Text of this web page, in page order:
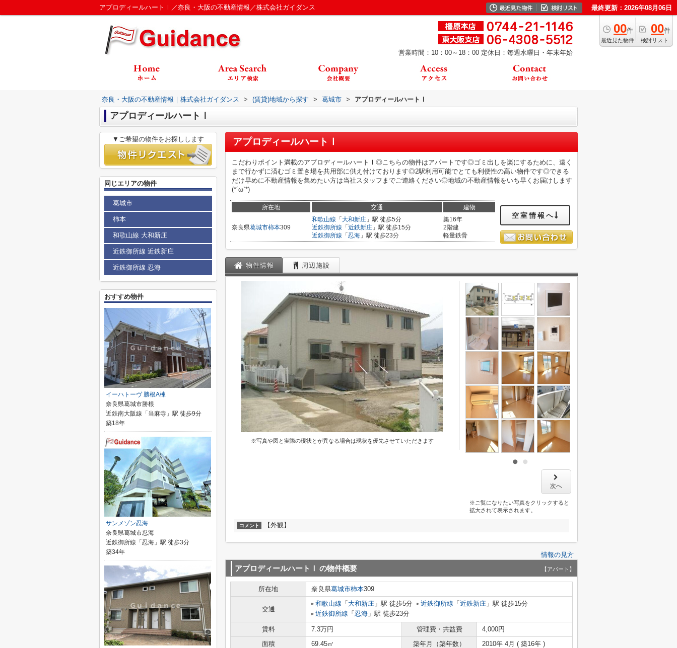
アプロディールハートⅠ／奈良・大阪の不動産情報／株式会社ガイダンス 最終更新：2026年08月06日
00件
最近見た物件
00件
検討リスト
営業時間：10：00～18：00 定休日：毎週水曜日・年末年始
奈良・大阪の不動産情報｜株式会社ガイダンス > (賃貸)地域から探す > 葛城市 > アプロディールハートⅠ
アプロディールハートⅠ
アプロディールハートⅠ
こだわりポイント満載のアプロディールハートⅠ◎こちらの物件はアパートです◎ゴミ出しを楽にするために、遠く
まで行かずに済むゴミ置き場を共用部に供え付けております◎2駅利用可能でとても利便性の高い物件です◎できる
だけ早めに不動産情報を集めたい方は当社スタッフまでご連絡ください◎地域の不動産情報をいち早くお届けします
(*´ω`*)
所在地 交通 建物
奈良県葛城市柿本309
和歌山線 「 大和新庄 」駅 徒歩5分
近鉄御所線 「 近鉄新庄 」駅 徒歩15分
近鉄御所線 「 忍海 」駅 徒歩23分
築16年
2階建
軽量鉄骨
空室情報へ
物件情報 周辺施設
※写真や図と実際の現状とが異なる場合は現状を優先させていただきます
次へ
※ご覧になりたい写真をクリックすると
拡大されて表示されます。
コメント 【外観】
情報の見方
アプロディールハートⅠ の物件概要 【アパート】
所在地 奈良県葛城市柿本309
交通
和歌山線 「 大和新庄 」駅 徒歩5分 近鉄御所線 「 近鉄新庄 」駅 徒歩15分
近鉄御所線 「 忍海 」駅 徒歩23分
賃料 7.3万円 管理費・共益費
4,000円
面積
69.45㎡ 築年月（築年数）
2010年 4月 ( 築16年 )
▼ご希望の物件をお探しします
同じエリアの物件
葛城市
柿本
和歌山線 大和新庄
近鉄御所線 近鉄新庄
近鉄御所線 忍海
おすすめ物件
イーハトーヴ 勝根A棟
奈良県葛城市勝根
近鉄南大阪線「当麻寺」駅 徒歩9分
築18年
サンメゾン忍海
奈良県葛城市忍海
近鉄御所線「忍海」駅 徒歩3分
築34年